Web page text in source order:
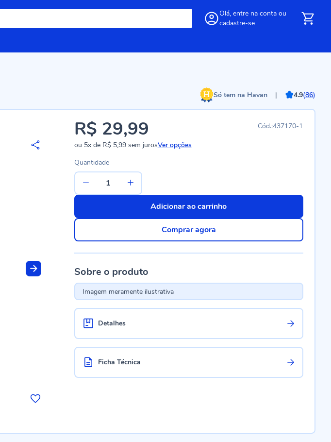
Olá, entre na conta ou
cadastre-se
Só tem na Havan | 4.9(86)
437170-1
R$ 29,99
ou 5xde R$ 5,99sem jurosVer opções
Quantidade
Adicionar ao carrinho
Comprar agora
Sobre o produto
Imagem meramente ilustrativa
Detalhes
Ficha Técnica